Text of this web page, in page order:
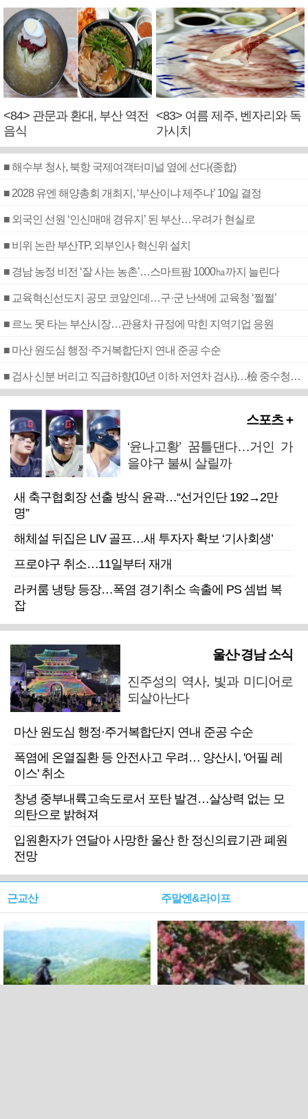
<84> 관문과 환대, 부산 역전
음식
<83> 여름 제주, 벤자리와 독
가시치
■ 해수부 청사, 북항 국제여객터미널 옆에 선다(종합)
■ 2028 유엔 해양총회 개최지, ‘부산이냐 제주냐’ 10일 결정
■ 외국인 선원 ‘인신매매 경유지’ 된 부산…우려가 현실로
■ 비위 논란 부산TP, 외부인사 혁신위 설치
■ 경남 농정 비전 ‘잘 사는 농촌’…스마트팜 1000㏊까지 늘린다
■ 교육혁신선도지 공모 코앞인데…구·군 난색에 교육청 ‘쩔쩔’
■ 르노 못 타는 부산시장…관용차 규정에 막힌 지역기업 응원
■ 마산 원도심 행정·주거복합단지 연내 준공 수순
■ 검사 신분 버리고 직급하향(10년 이하 저연차 검사)…檢 중수청행 기피
스포츠 +
‘윤나고황’ 꿈틀댄다…거인 가
을야구 불씨 살릴까
새 축구협회장 선출 방식 윤곽…“선거인단 192→2만
명”
해체설 뒤집은 LIV 골프…새 투자자 확보 ‘기사회생’
프로야구 취소…11일부터 재개
라커룸 냉탕 등장…폭염 경기취소 속출에 PS 셈법 복
잡
울산·경남 소식
진주성의 역사, 빛과 미디어로
되살아난다
마산 원도심 행정·주거복합단지 연내 준공 수순
폭염에 온열질환 등 안전사고 우려… 양산시, '어필 레
이스' 취소
창녕 중부내륙고속도로서 포탄 발견…살상력 없는 모
의탄으로 밝혀져
입원환자가 연달아 사망한 울산 한 정신의료기관 폐원
전망
근교산 주말엔&라이프